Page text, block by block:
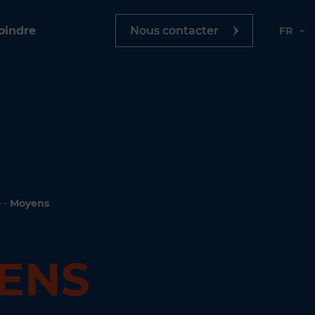
Nous contacter FR
- Moyens